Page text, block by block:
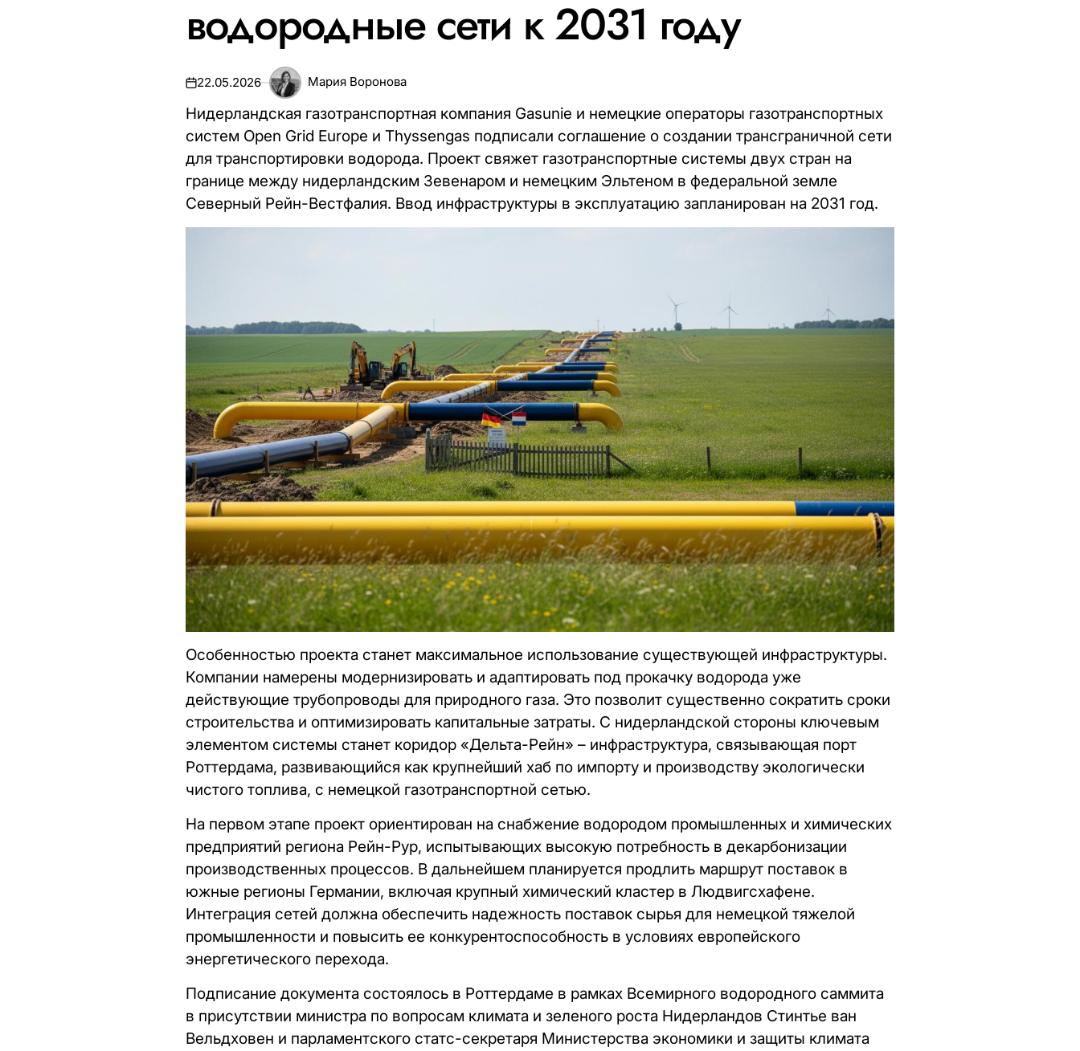
водородные сети к 2031 году
22.05.2026 Мария Воронова
Нидерландская газотранспортная компания Gasunie и немецкие операторы газотранспортных
систем Open Grid Europe и Thyssengas подписали соглашение о создании трансграничной сети
для транспортировки водорода. Проект свяжет газотранспортные системы двух стран на
границе между нидерландским Зевенаром и немецким Эльтеном в федеральной земле
Северный Рейн-Вестфалия. Ввод инфраструктуры в эксплуатацию запланирован на 2031 год.
Особенностью проекта станет максимальное использование существующей инфраструктуры.
Компании намерены модернизировать и адаптировать под прокачку водорода уже
действующие трубопроводы для природного газа. Это позволит существенно сократить сроки
строительства и оптимизировать капитальные затраты. С нидерландской стороны ключевым
элементом системы станет коридор «Дельта-Рейн» – инфраструктура, связывающая порт
Роттердама, развивающийся как крупнейший хаб по импорту и производству экологически
чистого топлива, с немецкой газотранспортной сетью.
На первом этапе проект ориентирован на снабжение водородом промышленных и химических
предприятий региона Рейн-Рур, испытывающих высокую потребность в декарбонизации
производственных процессов. В дальнейшем планируется продлить маршрут поставок в
южные регионы Германии, включая крупный химический кластер в Людвигсхафене.
Интеграция сетей должна обеспечить надежность поставок сырья для немецкой тяжелой
промышленности и повысить ее конкурентоспособность в условиях европейского
энергетического перехода.
Подписание документа состоялось в Роттердаме в рамках Всемирного водородного саммита
в присутствии министра по вопросам климата и зеленого роста Нидерландов Стинтье ван
Вельдховен и парламентского статс-секретаря Министерства экономики и защиты климата